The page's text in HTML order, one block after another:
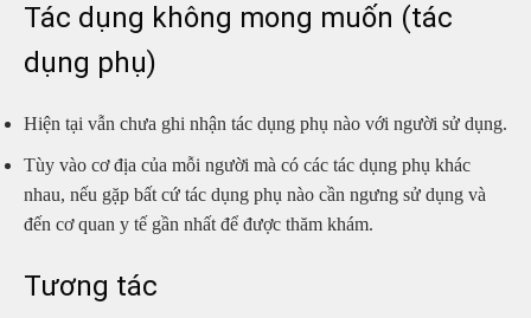
Tác dụng không mong muốn (tác
dụng phụ)
Hiện tại vẫn chưa ghi nhận tác dụng phụ nào với người sử dụng.
Tùy vào cơ địa của mỗi người mà có các tác dụng phụ khác
nhau, nếu gặp bất cứ tác dụng phụ nào cần ngưng sử dụng và
đến cơ quan y tế gần nhất để được thăm khám.
Tương tác